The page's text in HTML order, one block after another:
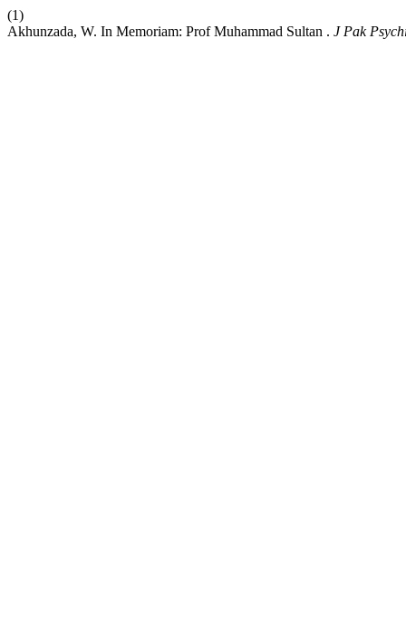
(1)
Akhunzada, W. In Memoriam: Prof Muhammad Sultan . J Pak